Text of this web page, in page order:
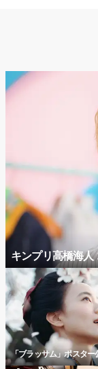
キンプリ高橋海
「ブラッサム」ポスター